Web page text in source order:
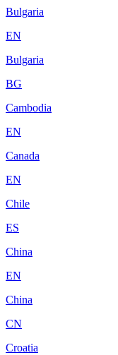
Bulgaria
EN
Bulgaria
BG
Cambodia
EN
Canada
EN
Chile
ES
China
EN
China
CN
Croatia